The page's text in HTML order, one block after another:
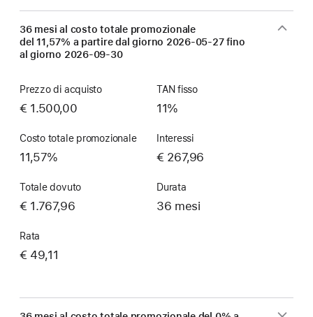
36 mesi al costo totale promozionale
del 11,57% a partire dal giorno 2026-05-27fino
al giorno 2026-09-30
Prezzo di acquisto
€ 1.500,00
TAN fisso
11%
Costo totale promozionale
11,57%
Interessi
€ 267,96
Totale dovuto
€ 1.767,96
Durata
36 mesi
Rata
€ 49,11